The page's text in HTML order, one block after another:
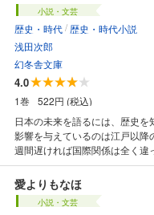
小説・文芸
歴史・時代/ 歴史・時代小説
浅田次郎
幻冬舎文庫
4.0
1巻
522円 (税込)
日本の未来を語るには、歴史
影響を与えているのは江戸以
週間遅ければ国際関係は全く
連との戦闘は続いていた」等
小説家がこれからの日本が歩む
愛よりもなほ
小説・文芸